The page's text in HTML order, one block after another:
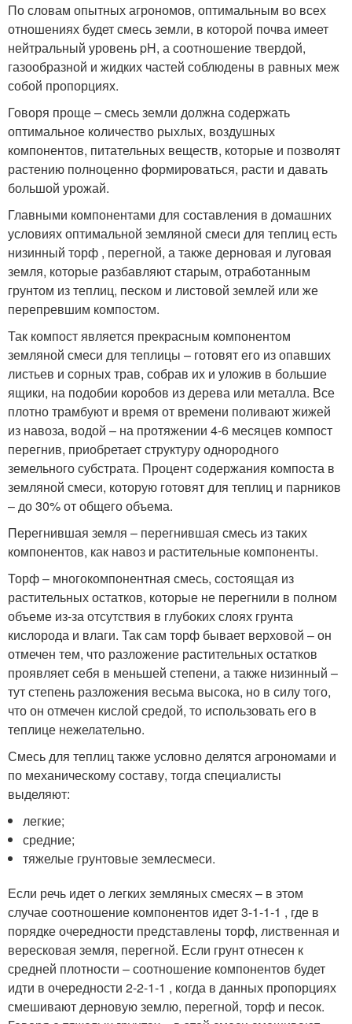
По словам опытных агрономов, оптимальным во всех
отношениях будет смесь земли, в которой почва имеет
нейтральный уровень pH, а соотношение твердой,
газообразной и жидких частей соблюдены в равных меж
собой пропорциях.
Говоря проще – смесь земли должна содержать
оптимальное количество рыхлых, воздушных
компонентов, питательных веществ, которые и позволят
растению полноценно формироваться, расти и давать
большой урожай.
Главными компонентами для составления в домашних
условиях оптимальной земляной смеси для теплиц есть
низинный торф , перегной, а также дерновая и луговая
земля, которые разбавляют старым, отработанным
грунтом из теплиц, песком и листовой землей или же
перепревшим компостом.
Так компост является прекрасным компонентом
земляной смеси для теплицы – готовят его из опавших
листьев и сорных трав, собрав их и уложив в большие
ящики, на подобии коробов из дерева или металла. Все
плотно трамбуют и время от времени поливают жижей
из навоза, водой – на протяжении 4-6 месяцев компост
перегнив, приобретает структуру однородного
земельного субстрата. Процент содержания компоста в
земляной смеси, которую готовят для теплиц и парников
– до 30% от общего объема.
Перегнившая земля – перегнившая смесь из таких
компонентов, как навоз и растительные компоненты.
Торф – многокомпонентная смесь, состоящая из
растительных остатков, которые не перегнили в полном
объеме из-за отсутствия в глубоких слоях грунта
кислорода и влаги. Так сам торф бывает верховой – он
отмечен тем, что разложение растительных остатков
проявляет себя в меньшей степени, а также низинный –
тут степень разложения весьма высока, но в силу того,
что он отмечен кислой средой, то использовать его в
теплице нежелательно.
Смесь для теплиц также условно делятся агрономами и
по механическому составу, тогда специалисты
выделяют:
легкие;
средние;
тяжелые грунтовые землесмеси.
Если речь идет о легких земляных смесях – в этом
случае соотношение компонентов идет 3-1-1-1 , где в
порядке очередности представлены торф, лиственная и
вересковая земля, перегной. Если грунт отнесен к
средней плотности – соотношение компонентов будет
идти в очередности 2-2-1-1 , когда в данных пропорциях
смешивают дерновую землю, перегной, торф и песок.